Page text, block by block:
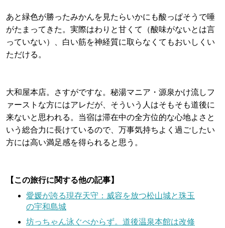
あと緑色が勝ったみかんを見たらいかにも酸っぱそうで唾
がたまってきた。実際はわりと甘くて（酸味がないとは言
っていない）、白い筋を神経質に取らなくてもおいしくい
ただける。
大和屋本店。さすがですな。秘湯マニア・源泉かけ流しフ
ァーストな方にはアレだが、そういう人はそもそも道後に
来ないと思われる。当宿は滞在中の全方位的な心地よさと
いう総合力に長けているので、万事気持ちよく過ごしたい
方には高い満足感を得られると思う。
【この旅行に関する他の記事】
愛媛が誇る現存天守：威容を放つ松山城と珠玉
の宇和島城
坊っちゃん泳ぐべからず。道後温泉本館は改修